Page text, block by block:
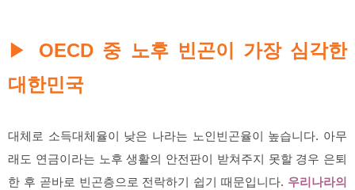
▶
OECD 중 노후 빈곤이 가장 심각한
대한민국
대체로 소득대체율이 낮은 나라는 노인빈곤율이 높습니다. 아무
래도 연금이라는 노후 생활의 안전판이 받쳐주지 못할 경우 은퇴
한 후 곧바로 빈곤층으로 전락하기 쉽기 때문입니다. 우리나라의